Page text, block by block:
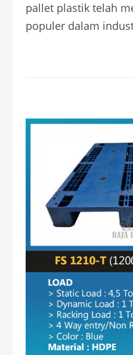
pallet plastik telah
populer dalam